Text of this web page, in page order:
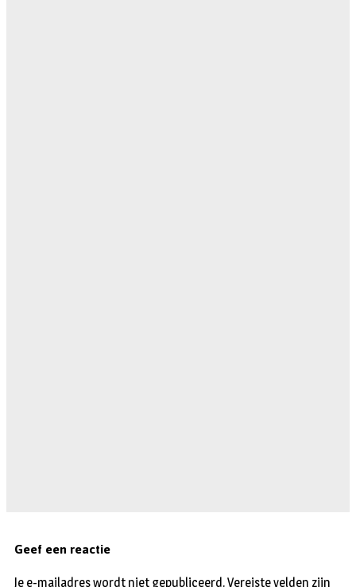
Geef een reactie
Je e-mailadres wordt niet gepubliceerd.Vereiste velden zijn